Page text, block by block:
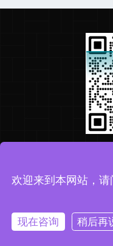
欢迎来到本网站，请
现在咨询 稍后再